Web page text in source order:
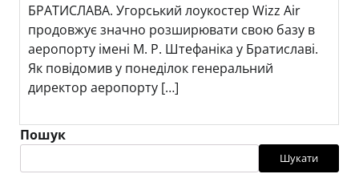
БРАТИСЛАВА. Угорський лоукостер Wizz Air
продовжує значно розширювати свою базу в
аеропорту імені М. Р. Штефаніка у Братиславі.
Як повідомив у понеділок генеральний
директор аеропорту […]
Пошук
Шукати